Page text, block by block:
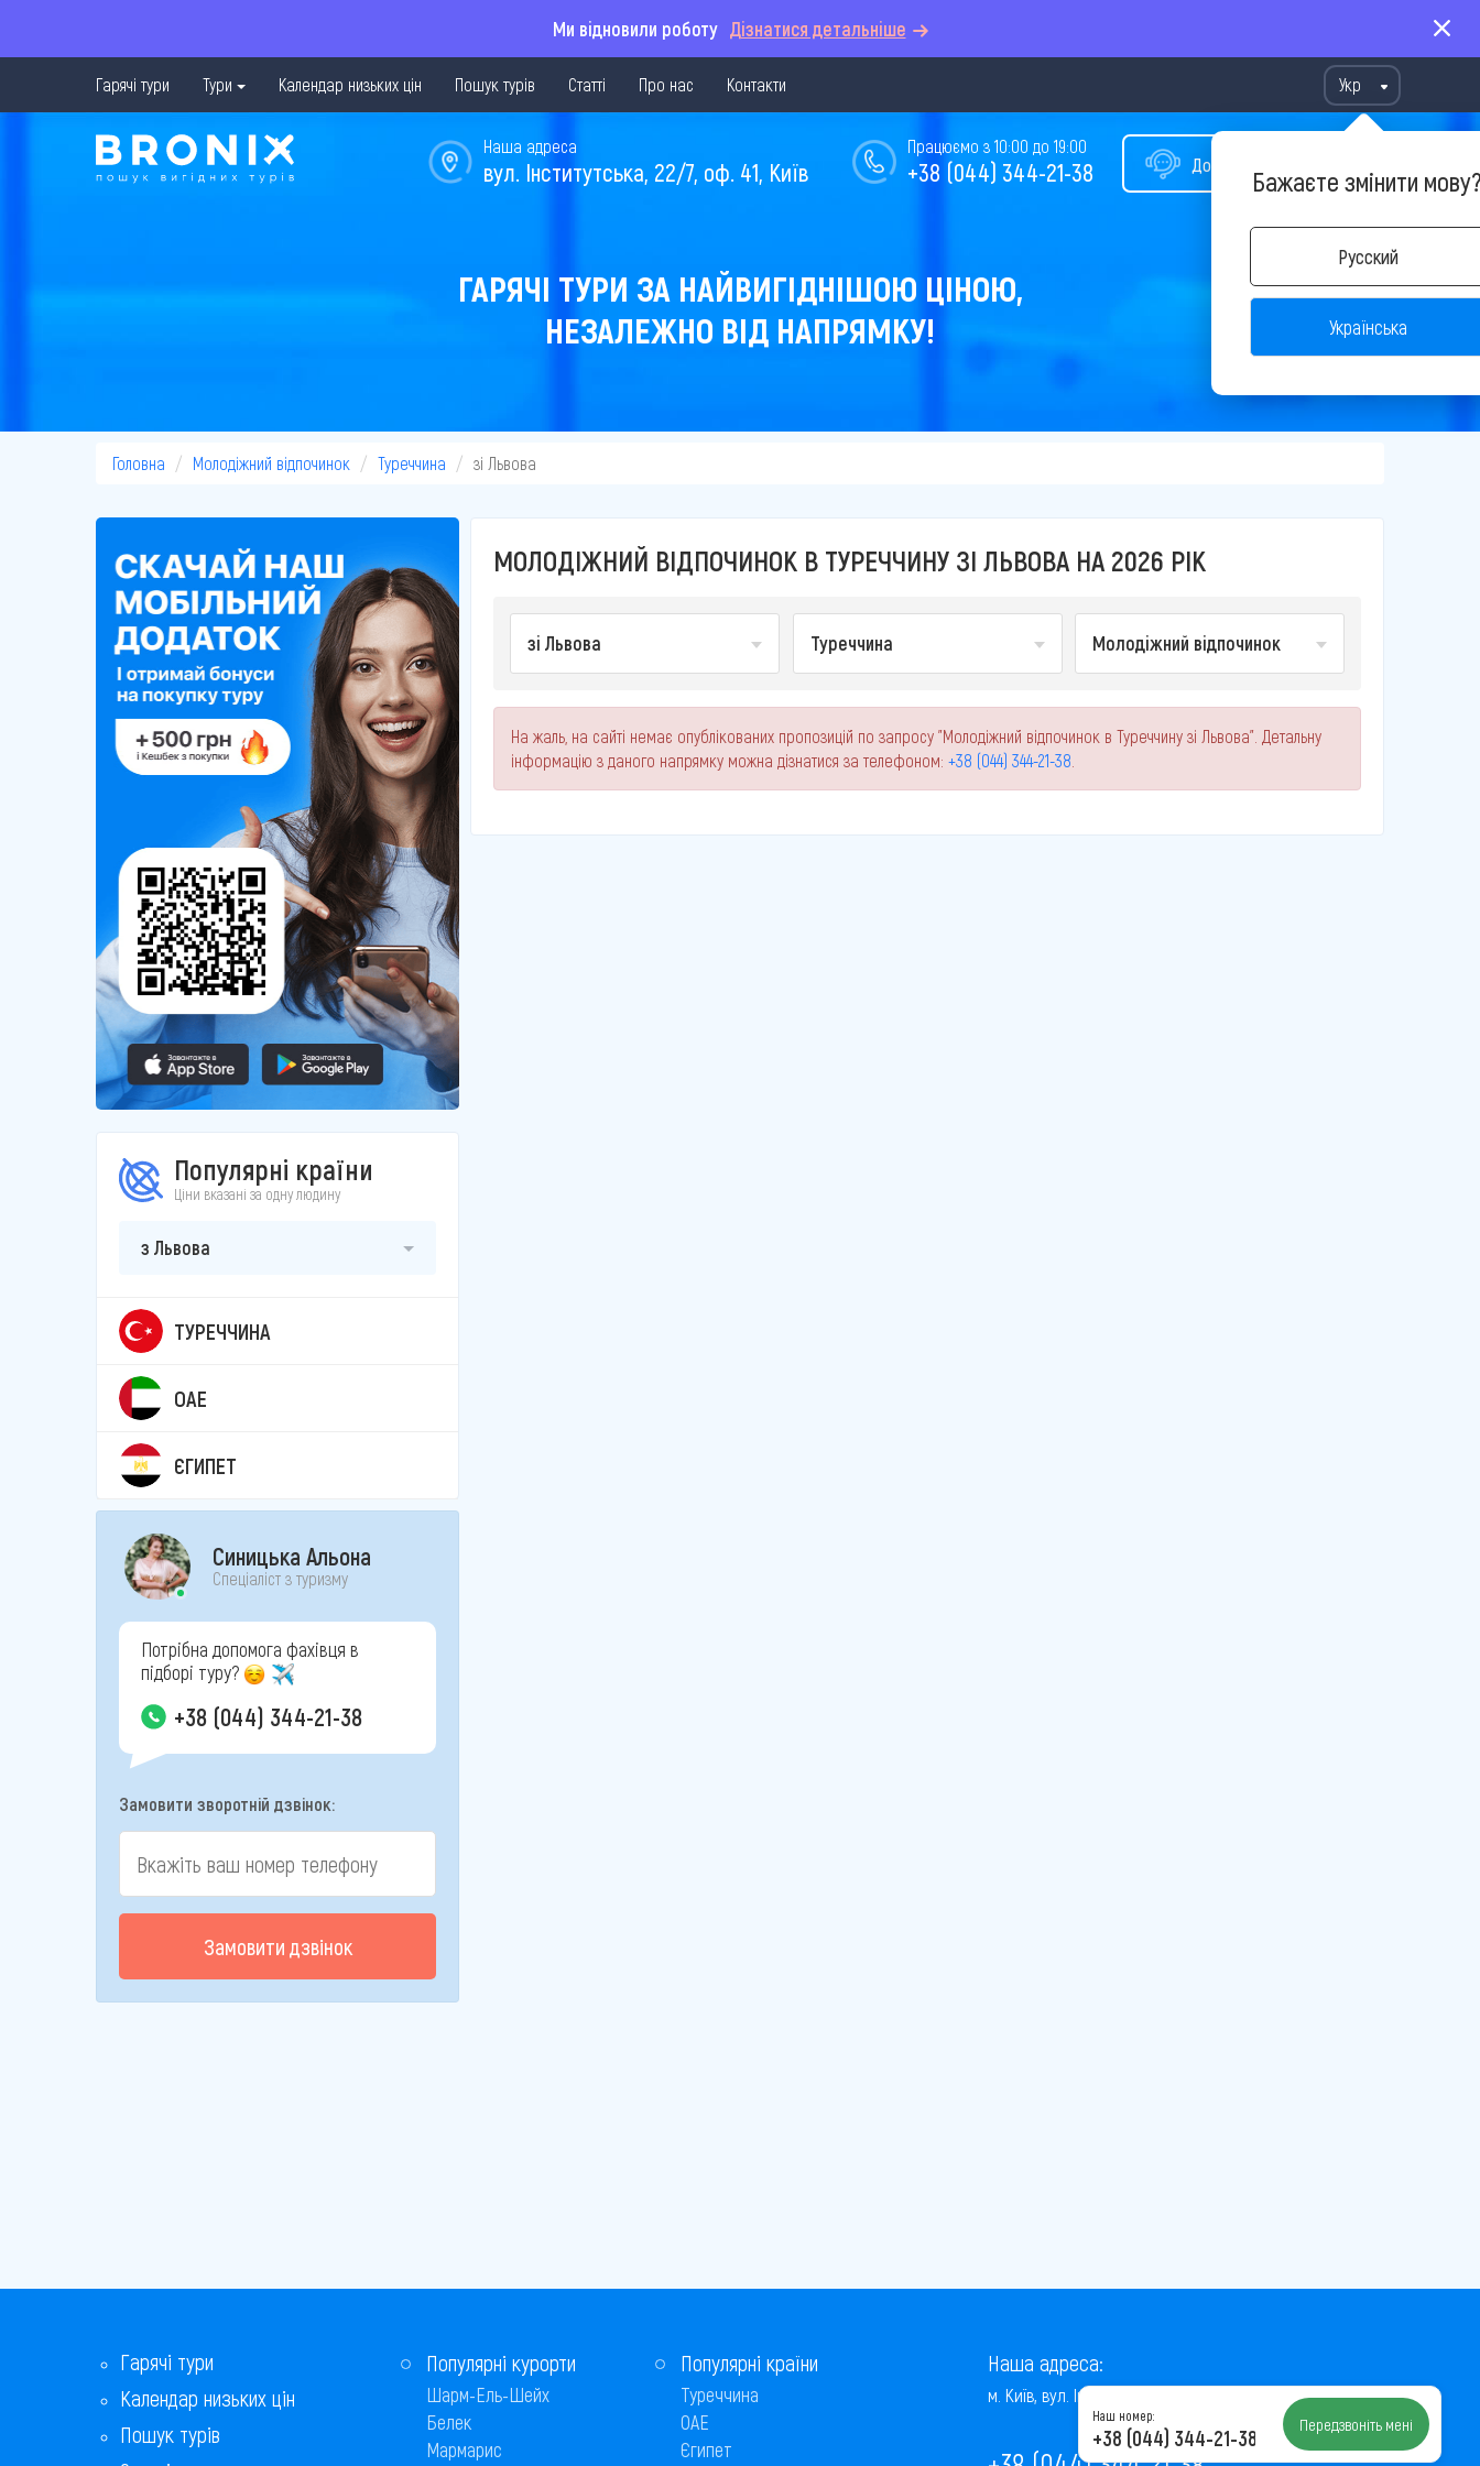
Ми відновили роботу Дізнатися детальніше
Гарячі тури Тури Календар низьких цін Пошук турів Статті Про нас Контакти Укр
Бажаєте змінити
Русский
Українська
Допомога у виборі туру
Працюємо з 10:00 до 19:00
+38 (044) 344-21-38
Наша адреса
вул. Інститутська, 22/7, оф. 41, Київ
ГАРЯЧІ ТУРИ ЗА НАЙВИГІДНІШОЮ ЦІНОЮ,
НЕЗАЛЕЖНО ВІД НАПРЯМКУ!
Головна Молодіжний відпочинок Туреччина зі Львова
Популярні країни
Ціни вказані за одну людину
з Львова
ТУРЕЧЧИНА
ОАЕ
ЄГИПЕТ
Синицька Альона
Спеціаліст з туризму
Потрібна допомога фахівця в
підборі туру?
+38 (044) 344-21-38
Замовити зворотній дзвінок:
Замовити дзвінок
МОЛОДІЖНИЙ ВІДПОЧИНОК В ТУРЕЧЧИНУ ЗІ ЛЬВОВА НА 2026 РІК
зі Львова Туреччина Молодіжний відпочинок
На жаль, на сайті немає опублікованих пропозицій по запросу "Молодіжний відпочинок в Туреччину зі Львова". Детальну
інформацію з даного напрямку можна дізнатися за телефоном: +38 (044) 344-21-38
Гарячі тури
Календар низьких цін
Пошук турів
Популярні курорти
Шарм-Ель-Шейх
Белек
Мармарис
Популярні країни
Туреччина
ОАЕ
Єгипет
Наша адреса:
м. Київ, вул. Інститутська, 22/7, оф. 41
Наш номер:
+38 (044) 344-21-38 Передзвоніть мені